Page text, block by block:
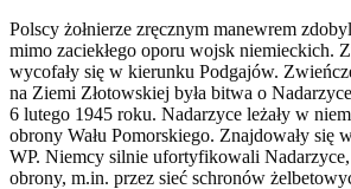
Polscy żołnierze zręcznym manewrem
mimo zaciekłego oporu wojsk niemieckich.
wycofały się w kierunku Podgajów.
na Ziemi Złotowskiej była bitwa o
6 lutego 1945 roku. Nadarzyce leżały w
obrony Wału Pomorskiego. Znajdowały się
WP. Niemcy silnie ufortyfikowali
obrony, m.in. przez sieć schronów